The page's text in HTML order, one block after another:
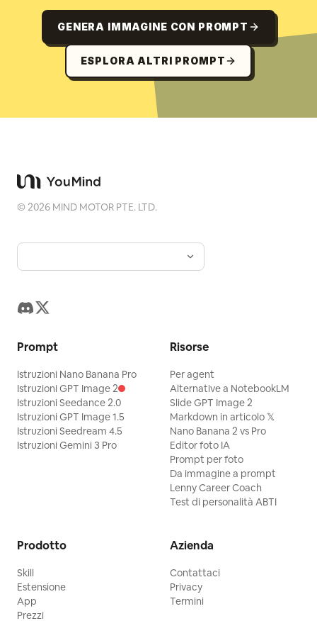
GENERA IMMAGINE CON PROMPT
ESPLORA ALTRI PROMPT
©2026 MIND MOTOR PTE. LTD.
Prompt
Istruzioni Nano Banana Pro
Istruzioni GPT Image 2
Istruzioni Seedance 2.0
Istruzioni GPT Image 1.5
Istruzioni Seedream 4.5
Istruzioni Gemini 3 Pro
Risorse
Per agent
Alternative a NotebookLM
Slide GPT Image 2
Markdown in articolo 𝕏
Nano Banana 2 vs Pro
Editor foto IA
Prompt per foto
Da immagine a prompt
Lenny Career Coach
Test di personalità ABTI
Prodotto
Skill
Estensione
App
Prezzi
Azienda
Contattaci
Privacy
Termini